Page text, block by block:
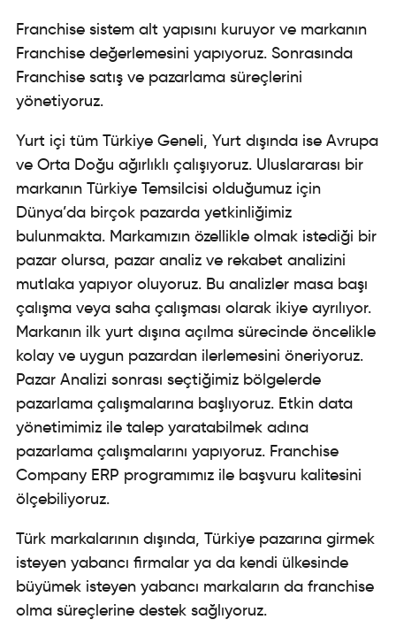
Franchise sistem alt yapısını kuruyor ve markanın
Franchise değerlemesini yapıyoruz. Sonrasında
Franchise satış ve pazarlama süreçlerini
yönetiyoruz.
Yurt içi tüm Türkiye Geneli, Yurt dışında ise Avrupa
ve Orta Doğu ağırlıklı çalışıyoruz. Uluslararası bir
markanın Türkiye Temsilcisi olduğumuz için
Dünya’da birçok pazarda yetkinliğimiz
bulunmakta. Markamızın özellikle olmak istediği bir
pazar olursa, pazar analiz ve rekabet analizini
mutlaka yapıyor oluyoruz. Bu analizler masa başı
çalışma veya saha çalışması olarak ikiye ayrılıyor.
Markanın ilk yurt dışına açılma sürecinde öncelikle
kolay ve uygun pazardan ilerlemesini öneriyoruz.
Pazar Analizi sonrası seçtiğimiz bölgelerde
pazarlama çalışmalarına başlıyoruz. Etkin data
yönetimimiz ile talep yaratabilmek adına
pazarlama çalışmalarını yapıyoruz. Franchise
Company ERP programımız ile başvuru kalitesini
ölçebiliyoruz.
Türk markalarının dışında, Türkiye pazarına girmek
isteyen yabancı firmalar ya da kendi ülkesinde
büyümek isteyen yabancı markaların da franchise
olma süreçlerine destek sağlıyoruz.